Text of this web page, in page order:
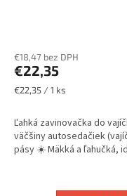
€18,47 bez DPH
€22,35
Jednotková
€22,35 / 1 ks
Ľahká zavinovačka do
väčšiny autosedačiek
pásy ☀️ Mäkká a ľahučká,